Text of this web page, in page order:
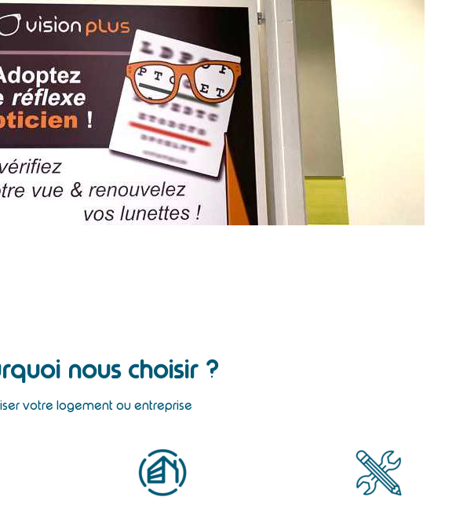
nous choisir ?
votre logement ou entreprise